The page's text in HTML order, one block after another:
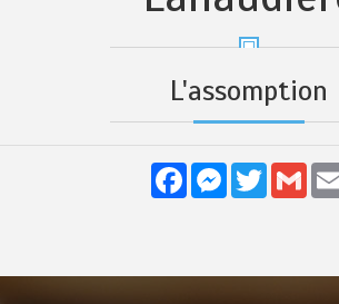
L'assomption
FacebookMessenger
Twitter